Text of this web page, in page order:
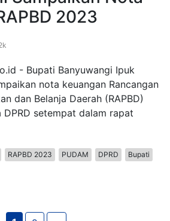
2023
- Bupati Banyuwangi Ipuk
nota keuangan Rancangan
dan Belanja Daerah (RAPBD)
setempat dalam rapat
RAPBD 2023 PUDAM DPRD
Bupati